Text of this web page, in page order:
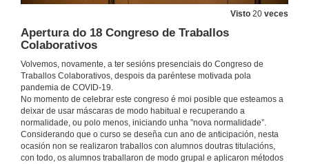
Visto 20 veces
Apertura do 18 Congreso de Traballos
Colaborativos
Volvemos, novamente, a ter sesións presenciais do Congreso de
Traballos Colaborativos, despois da paréntese motivada pola
pandemia de COVID-19.
No momento de celebrar este congreso é moi posible que esteamos a
deixar de usar máscaras de modo habitual e recuperando a
normalidade, ou polo menos, iniciando unha ”nova normalidade”.
Considerando que o curso se deseña cun ano de anticipación, nesta
ocasión non se realizaron traballos con alumnos doutras titulacións,
con todo, os alumnos traballaron de modo grupal e aplicaron métodos